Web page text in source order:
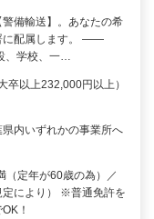
備輸送】。あなたの希
に配属します。 ――
、学校、一…
卒以上232,000円以上）
内いずれかの事業所へ
（定年が60歳の為）／
により） ※普通免許を
！